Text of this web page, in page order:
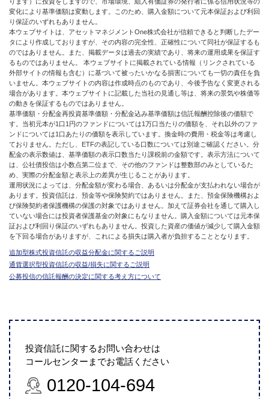
変化により基準価額は変動します。このため、購入金額について元本保証および利回
り保証のいずれもありません。
本ウェブサイトは、アセットマネジメントOne株式会社が信頼できると判断したデー
タにより作成しておりますが、その内容の完全性、正確性について同社が保証するも
のではありません。また、掲載データは過去の実績であり、将来の運用成果を保証す
るものではありません。 本ウェブサイトに掲載されている情報（リンクされている
外部サイトの情報も含む）に基づいて被ったいかなる損害についても一切の責任を負
いません。本ウェブサイトの内容は作成時点のものであり、今後予告なく変更される
場合があります。本ウェブサイトに記載した当社の見通し等は、将来の景気や株価等
の動きを保証するものではありません。
基準価額・分配金再投資基準価額・分配金込み基準価額は信託報酬控除後の価額で
す。当初元本が1口1円のファンドについては1万口当たりの価額を、それ以外のファ
ンドについては1口あたりの価額を表示しています。換金時の費用・税金等は考慮し
ておりません。ただし、ETFの表記している口数については別途ご確認ください。分
配金の表示数値は、基準価額の表示口数当たり課税前の金額です。表示方法について
は、公社債投信は小数点第二位まで、その他のファンドは整数部のみとしているた
め、実際の分配金額と表示上の差異が生じることがあります。
運用状況によっては、分配金額が変わる場合、あるいは分配金が支払われない場合が
あります。投資信託は、預金等や保険契約ではありません。また、預金保険機構およ
び保険契約者保護機構の保護の対象ではありません。加えて証券会社を通して購入し
ていない場合には投資者保護基金の対象にもなりません。購入金額については元本保
証および利回り保証のいずれもありません。投資した資産の価値が減少して購入金額
を下回る場合がありますが、これによる損失は購入者が負担することとなります。
追加型株式投資信託の収益分配金に関するご説明
通貨選択型投資信託の収益/損失に関するご説明
公募投信の信託報酬の決定に関する考え方について
投資信託に関するお問い合わせは
コールセンターまでお電話ください
0120-104-694